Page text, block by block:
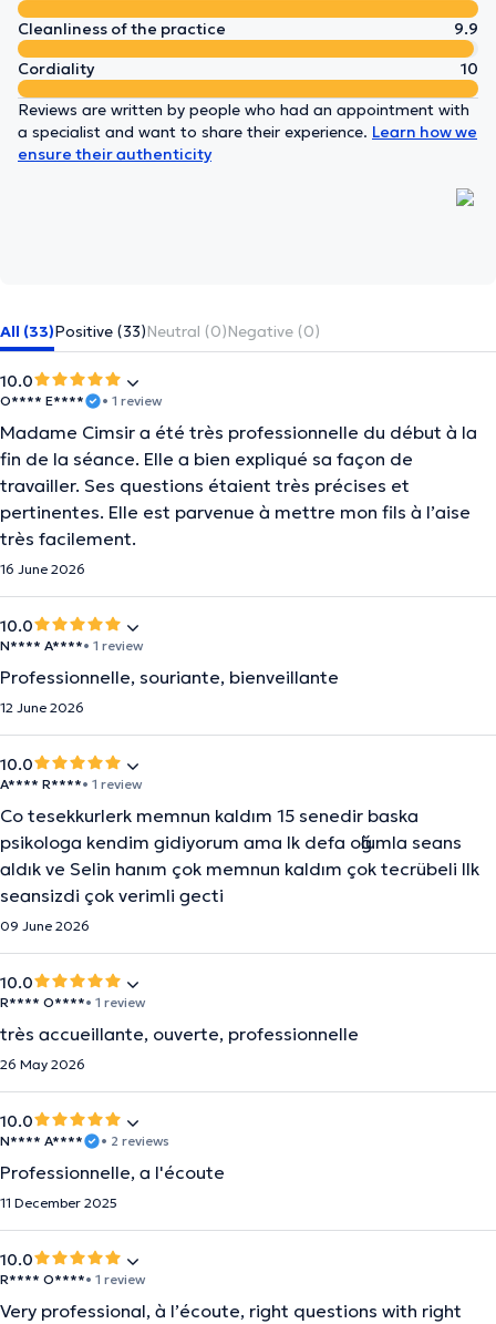
Cleanliness of the practice
9.9
Cordiality
10
Reviews are written by people who had an appointment with
a specialist and want to share their experience. Learn how we
ensure their authenticity
All (33)Positive (33)Neutral (0)Negative (0)
10.0
O**** E**** • 1 review
Madame Cimsir a été très professionnelle du début à la
fin de la séance. Elle a bien expliqué sa façon de
travailler. Ses questions étaient très précises et
pertinentes. Elle est parvenue à mettre mon fils à l’aise
très facilement.
16 June 2026
10.0
N**** A****• 1 review
Professionnelle, souriante, bienveillante
12 June 2026
10.0
A**** R****• 1 review
Co tesekkurlerk memnun kaldım 15 senedir baska
psikologa kendim gidiyorum ama lk defa oğlumla seans
aldık ve Selin hanım çok memnun kaldım çok tecrübeli llk
seansizdi çok verimli gecti
09 June 2026
10.0
R**** O****• 1 review
très accueillante, ouverte, professionnelle
26 May 2026
10.0
N**** A**** • 2 reviews
Professionnelle, a l'écoute
11 December 2025
10.0
R**** O****• 1 review
Very professional, à l’écoute, right questions with right